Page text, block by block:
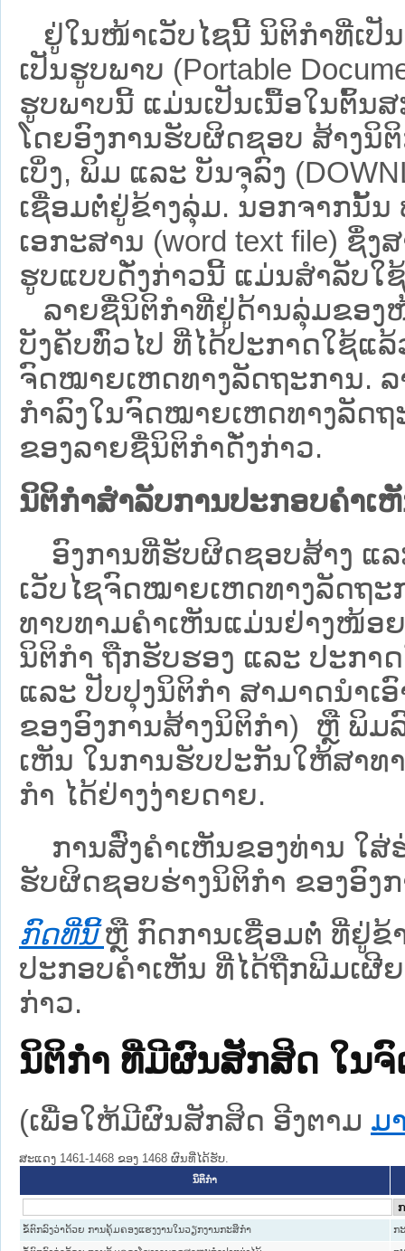
ຢູ່ໃນໜ້າ​ເວັບ​ໄຊ​ນີ້ ນິຕິກຳທີ່ເປັ
ເປັນຮູບພາບ (Portable
ຮູບພາບນີ້ ແມ່ນເປັນເນື້ອໃນຕົ້ນ
ໂດຍອົງການຮັບຜິດຊອບ ສ້າງນິ
ເບິ່ງ, ພິມ ແລະ ບັນຈຸລົງ
ເຊື່ອມຕໍ່ຢູ່ຂ້າງລຸ່ມ. ນອກຈາກນັ້ນ
ເອກະສານ (word text file) ຊຶ່
ຮູບແບບດັ່ງກ່າວນີ້ ແມ່ນສຳລັບໃ
ລາຍຊື່ນິຕິກຳທີ່ຢູ່ດ້ານລຸ່ມຂອງ
ບັງຄັບທົ່ວໄປ ທີ່ໄດ້ປະກາດໃຊ້ແ
ຈົດໝາຍເຫດທາງລັດຖະການ.
ກຳລົງໃນຈົດໝາຍເຫດທາງລັດ
ຂອງລາຍຊື່ນິຕິກໍາດັ່ງກ່າວ.
ນິຕິກຳສຳລັບການປະກອບຄຳເ
ອົງການທີ່ຮັບຜິດຊອບສ້າງ ແລ
ເວັບ​ໄຊຈົດໝາຍເຫດທາງລັດຖະ
ທາບທາມຄໍາເຫັນແມ່ນຢ່າງໜ້ອ
ນິຕິກໍາ ຖືກຮັບຮອງ ແລະ ປະກາ
ແລະ ປັບປຸງນິຕິກໍາ ສາມາດນຳເ
ຂອງອົງການສ້າງນິຕິກຳ) ຫຼື ພິມ
ເຫັນ ໃນການຮັບປະກັນໃຫ້ສາທ
ກຳ ໄດ້ຢ່າງງ່າຍດາຍ.
ການສົ່ງຄໍາເຫັນຂອງທ່ານ ໃສ່
ຮັບຜິດຊອບຮ່າງນິຕິກຳ ຂອງອົງ
ກົດທີ່ນີ້ ຫຼື ກົດການເຊື່ອມຕໍ່ ທີ່ຢູ່ຂ້
ປະກອບຄຳເຫັນ ທີ່ໄດ້ຖືກພີມເຜີ
ກ່າວ.
ນິຕິກໍາ ທີ່ມີຜົນສັກສິດ ໃນ
(ເພື່ອໃຫ້ມີຜົນສັກສິດ ອີງຕາມ ມ
ສະແດງ 1461-1468 ຂອງ 1468 ຜົນທີ່ໄດ້ຮັບ.
ນິຕິກໍາ
ຂໍ້ຕົກລົງວ່າດ້ວຍ ການຄຸ້ມຄອງແຮງງານໃນວຽກງານກະສິກຳ ກ